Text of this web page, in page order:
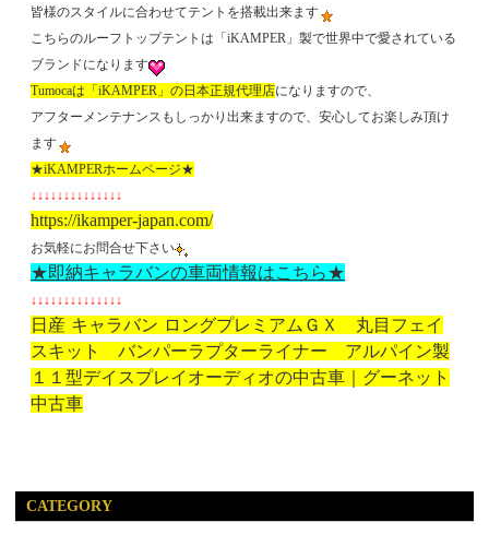
皆様のスタイルに合わせてテントを搭載出来ます
こちらのルーフトップテントは 「iKAMPER」 製で世界中で愛されている
ブランドになります
Tumocaは「iKAMPER」の日本正規代理店になりますので、
アフターメンテナンスもしっかり出来ますので、安心してお楽しみ頂け
ます
★iKAMPERホームページ★
↓↓↓↓↓↓↓↓↓↓↓↓↓↓
https://ikamper-japan.com/
お気軽にお問合せ下さい
★即納キャラバンの車両情報はこちら★
↓↓↓↓↓↓↓↓↓↓↓↓↓↓
日産 キャラバン ロングプレミアムＧＸ 丸目フェイ
スキット バンパーラプターライナー アルパイン製
１１型デイスプレイオーディオの中古車｜グーネット
中古車
CATEGORY